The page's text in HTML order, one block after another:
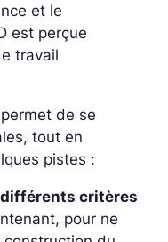
et le
est perçue
travail
de se
tout en
pistes :
critères
pour ne